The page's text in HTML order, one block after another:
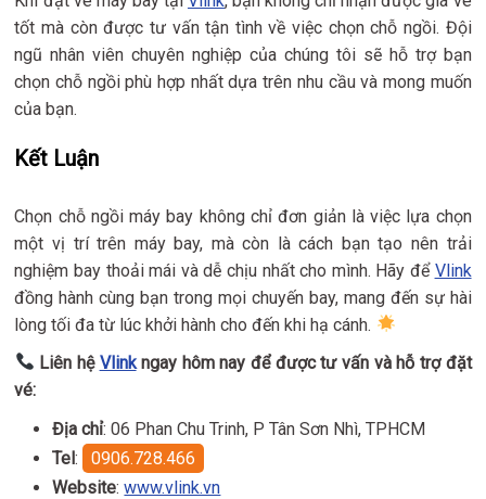
tốt mà còn được tư vấn tận tình về việc chọn chỗ ngồi. Đội
ngũ nhân viên chuyên nghiệp của chúng tôi sẽ hỗ trợ bạn
chọn chỗ ngồi phù hợp nhất dựa trên nhu cầu và mong muốn
của bạn.
Kết Luận
Chọn chỗ ngồi máy bay không chỉ đơn giản là việc lựa chọn
một vị trí trên máy bay, mà còn là cách bạn tạo nên trải
nghiệm bay thoải mái và dễ chịu nhất cho mình. Hãy để Vlink
đồng hành cùng bạn trong mọi chuyến bay, mang đến sự hài
lòng tối đa từ lúc khởi hành cho đến khi hạ cánh.
Liên hệ Vlinkngay hôm nay để được tư vấn và hỗ trợ đặt
vé:
Địa chỉ: 06 Phan Chu Trinh, P Tân Sơn Nhì, TPHCM
Tel:
0906.728.466
Website:www.vlink.vn